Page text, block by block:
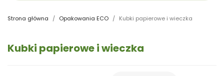
Strona główna Opakowania ECO Kubki papierowe i wieczka
Kubki papierowe i wieczka